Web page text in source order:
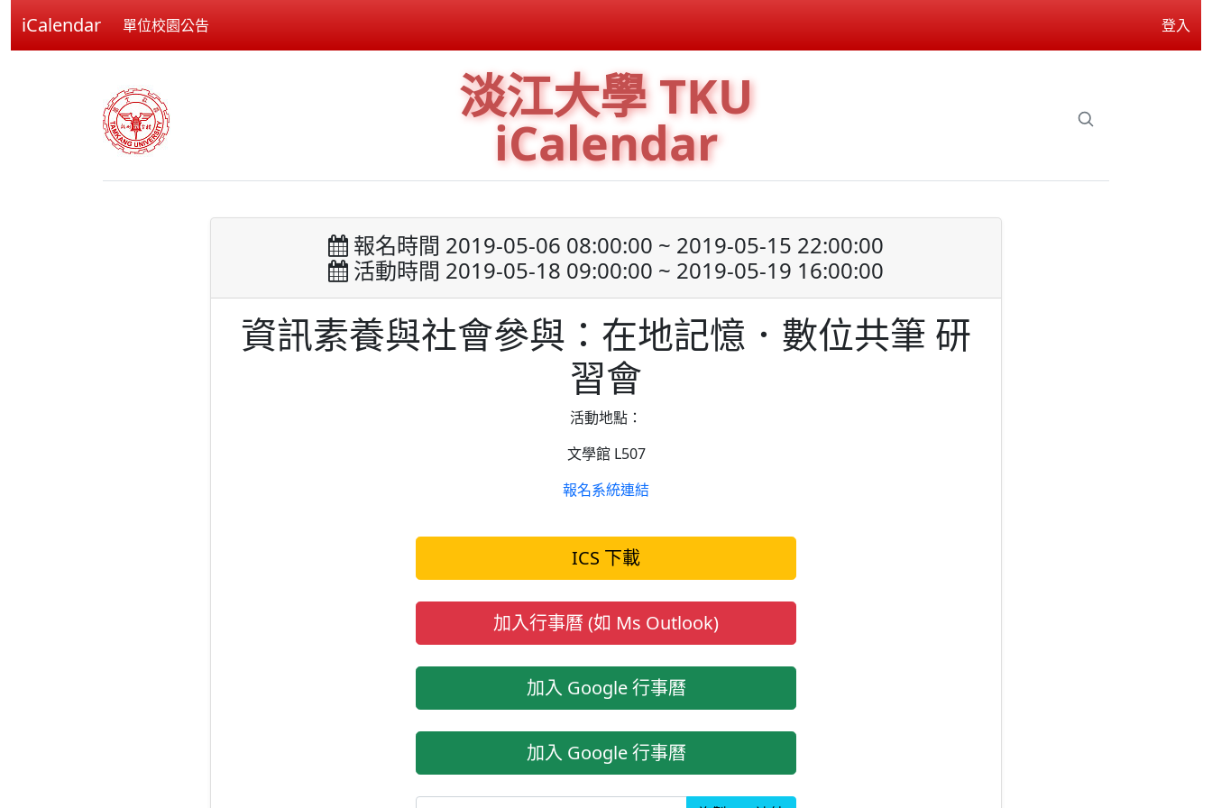
iCalendar 單位校園公告 登入
淡江大學 TKU
iCalendar
報名時間 2019-05-06 08:00:00 ~ 2019-05-15 22:00:00
活動時間 2019-05-18 09:00:00 ~ 2019-05-19 16:00:00
資訊素養與社會參與：在地記憶．數位共筆 研
習會
活動地點：
文學館 L507
報名系統連結
ICS 下載
加入行事曆 (如 Ms Outlook)
加入 Google 行事曆
加入 Google 行事曆